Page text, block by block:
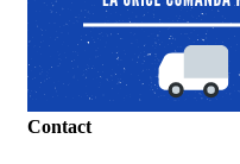
Contact